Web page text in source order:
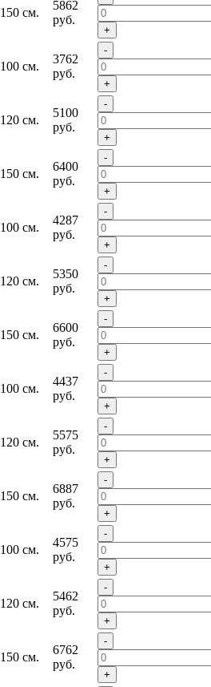
150 см.
5862
руб.
+
100 см.
3762
руб.
-
+
120 см.
5100
руб.
-
+
150 см.
6400
руб.
-
+
100 см.
4287
руб.
-
+
120 см.
5350
руб.
-
+
150 см.
6600
руб.
-
+
100 см.
4437
руб.
-
+
120 см.
5575
руб.
-
+
150 см.
6887
руб.
-
+
100 см.
4575
руб.
-
+
120 см.
5462
руб.
-
+
150 см.
6762
руб.
-
+